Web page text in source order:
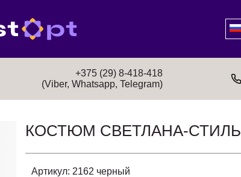
+375 (29) 8-418-418
(Viber, Whatsapp, Telegram)
КОСТЮМ СВЕТЛАНА-СТИЛЬ
Артикул: 2162 черный